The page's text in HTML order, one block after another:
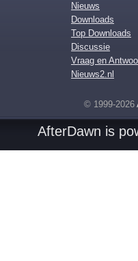
Nieuws
Downloads
Top Downloads
Discussie
Vraag en
Nieuws2.nl
© 1999-2026
AfterDawn is